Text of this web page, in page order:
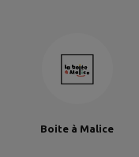
Boite à Malice